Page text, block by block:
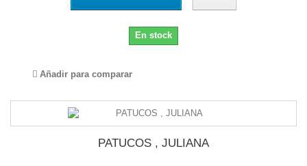
En stock
Añadir para comparar
PATUCOS , JULIANA